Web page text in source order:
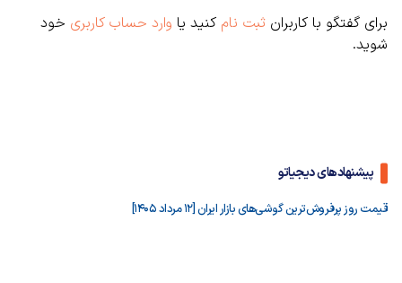
برای گفتگو با کاربران ثبت نام کنید یا وارد حساب کاربری خود
شوید.
پیشنهادهای دیجیاتو
قیمت روز پرفروش‌ترین گوشی‌های بازار ایران [12 مرداد 1405]